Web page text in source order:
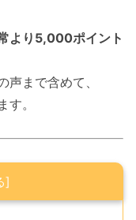
より5,000ポイント
まで含めて、
。